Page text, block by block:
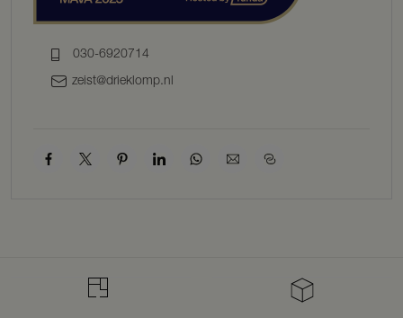
wat gebruikt kan worden als opslagruimte voor uw fiets.
• Op loopafstand van de bossen van Nationaal Park Utrechtse
030-6920714
zeist@drieklomp.nl